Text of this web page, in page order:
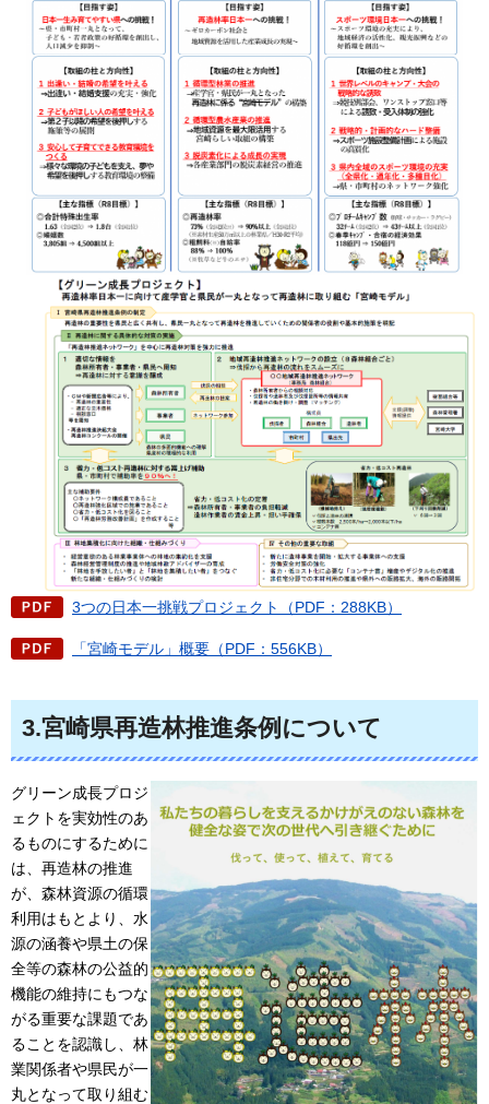
3つの日本一挑戦プロジェクト（PDF：288KB）
「宮崎モデル」概要（PDF：556KB）
3.宮崎県再造林推進条例について
グリーン成長プロジ
ェクトを実効性のあ
るものにするために
は、再造林の推進
が、森林資源の循環
利用はもとより、水
源の涵養や県土の保
全等の森林の公益的
機能の維持にもつな
がる重要な課題であ
ることを認識し、林
業関係者や県民が一
丸となって取り組む